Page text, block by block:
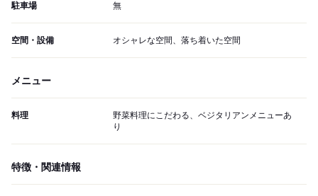
駐車場 無
空間・設備 オシャレな空間、落ち着いた空間
メニュー
料理
野菜料理にこだわる、ベジタリアンメニューあ
り
特徴・関連情報